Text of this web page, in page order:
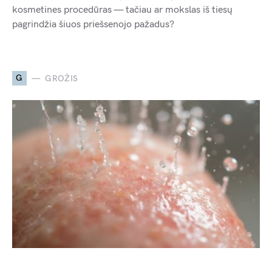
kosmetines procedūras — tačiau ar mokslas iš tiesų
pagrindžia šiuos priešsenojo pažadus?
G GROŽIS